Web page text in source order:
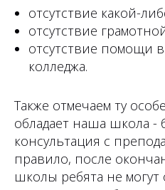
отсутствие какой-
отсутствие
отсутствие помощи
колледжа.
Также отмечаем ту
обладает наша школа -
консультация с
правило, после
школы ребята не могут